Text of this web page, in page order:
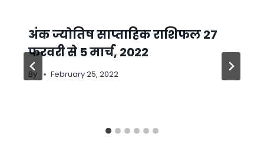
अंक ज्योतिष साप्ताहिक राशिफल 27
फरवरी से 5 मार्च, 2022
By February 25, 2022